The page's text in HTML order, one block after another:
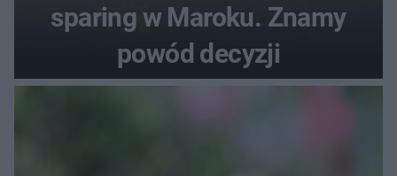
sparing w Maroku. Znamy
powód decyzji